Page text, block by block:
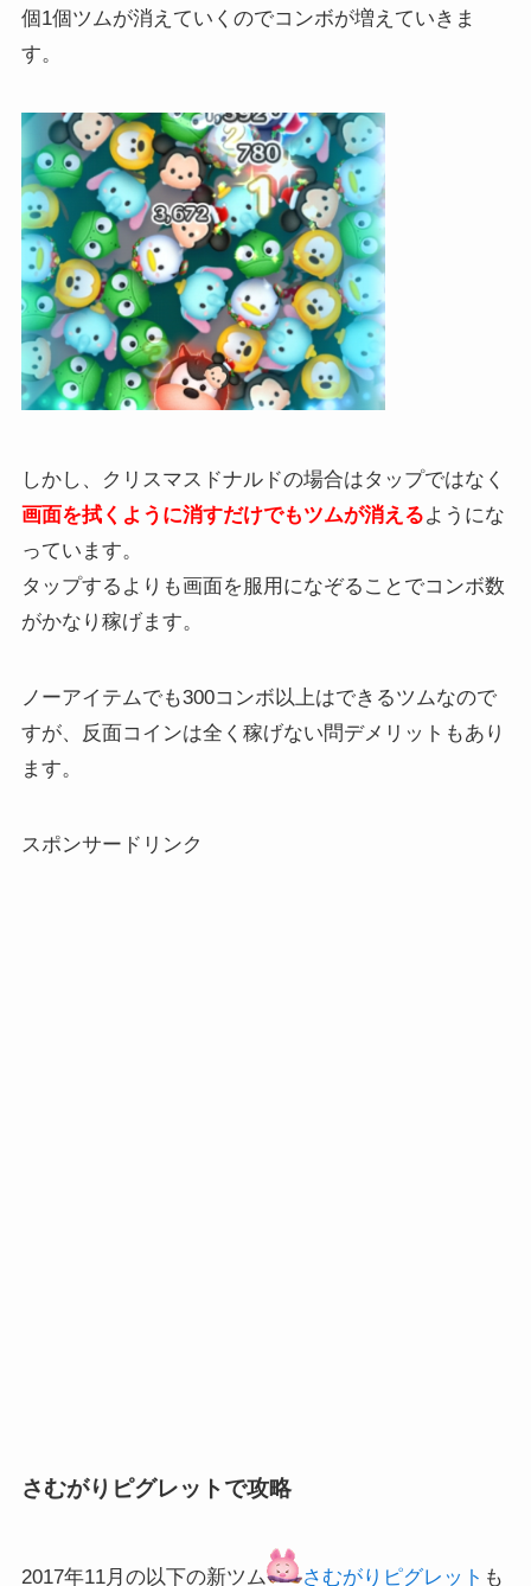
個1個ツムが消えていくのでコンボが増えていきま
す。
しかし、クリスマスドナルドの場合はタップではなく
画面を拭くように消すだけでもツムが消えるようにな
っています。
タップするよりも画面を服用になぞることでコンボ数
がかなり稼げます。
ノーアイテムでも300コンボ以上はできるツムなので
すが、反面コインは全く稼げない問デメリットもあり
ます。
スポンサードリンク
さむがりピグレットで攻略
2017年11月の以下の新ツム さむがりピグレット も